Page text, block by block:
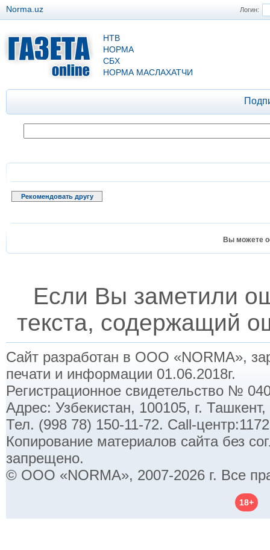
Логин:
Norma.uz
НТВ
НОРМА
СБХ
НОРМА МАСЛАХАТЧИ
Рекомендовать другу
Вы можете
Если Вы заметили
текста, содержащий
Сайт разработан в ООО «NORMA»,
печати и информации 01.06.2018г.
Регистрационное свидетельство №
Адрес: Узбекистан, 100105, г.
Тел. (998 78) 150-11-72. Call-
Копирование материалов сайта без
запрещено.
© ООО «NORMA», 2007-2026 г. Все
18+